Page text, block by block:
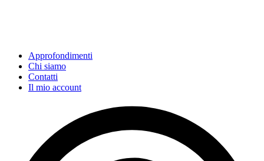
Approfondimenti
Chi siamo
Contatti
Il mio account